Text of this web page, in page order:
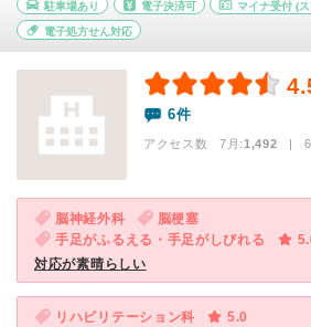
駐車場あり 電子決済可 マイナ受付 (
電子処方せん対応
6件
アクセス数 7月:1,492 | 6
脳神経外科
脳梗塞
手足がふるえる・手足がしびれる
対応が素晴らしい
リハビリテーション科
5.0